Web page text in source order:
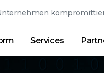
Trellix Hive
France (Français)
Services